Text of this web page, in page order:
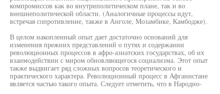
компромиссов как во внутриполитическом плане, так и во
внешнеполитической области. (Аналогичные процессы идут,
встречая сопротивление, также в Анголе, Мозамбике, Камбодже).
В целом накопленный опыт дает достаточно оснований для
изменения прежних представлений о путях и содержании
революционных процессов в афро-азиатских государствах, об их
взаимодействии с миром обновляющегося социализма. Этот опыт
также выдвигает ряд сложных вопросов теоретического и
практического характера. Революционный процесс в Афганистане
является частью такого опыта. Следует отметить, что в Народно-